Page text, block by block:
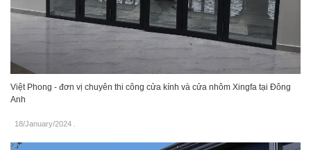
Việt Phong - đơn vị chuyên thi công cửa kính và cửa nhôm Xingfa tại Đông
Anh
18/January/2024